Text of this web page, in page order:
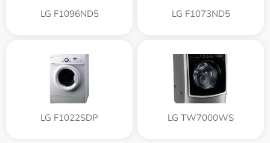
LG F1096ND5 LG F1073ND5
LG F1022SDP LG TW7000WS